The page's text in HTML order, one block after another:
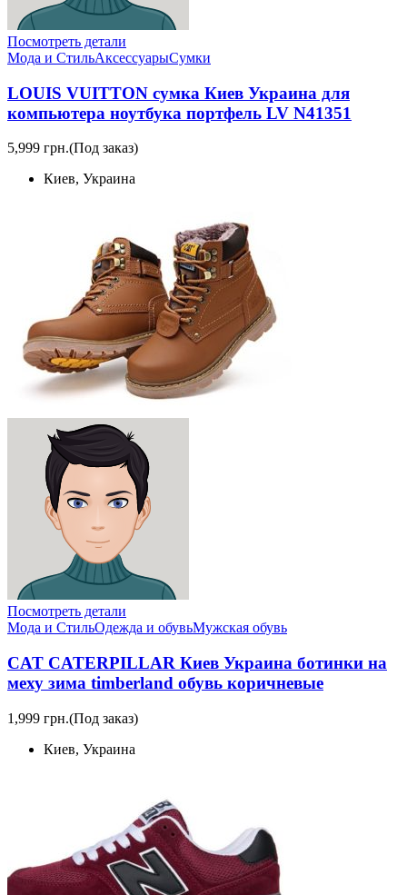
Посмотреть детали
Мода и СтильАксессуарыСумки
LOUIS VUITTON сумка Киев Украина для
компьютера ноутбука портфель LV N41351
5,999 грн.(Под заказ)
Киев, Украина
Посмотреть детали
Мода и СтильОдежда и обувьМужская обувь
CAT CATERPILLAR Киев Украина ботинки на
меху зима timberland обувь коричневые
1,999 грн.(Под заказ)
Киев, Украина